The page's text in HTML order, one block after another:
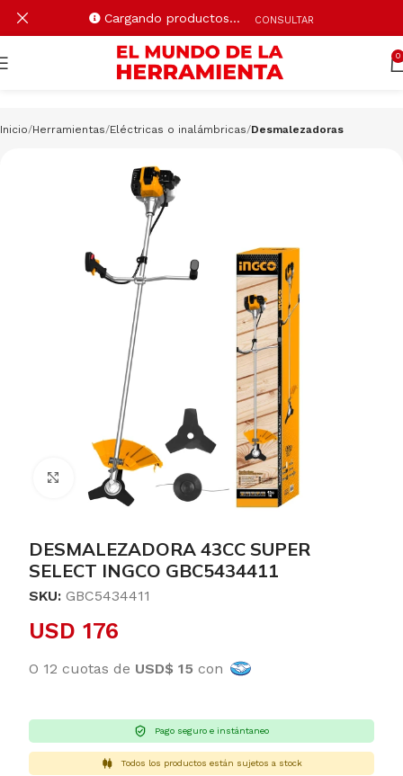
0
Inicio Herramientas Eléctricas o inalámbricas Desmalezadoras
Clic para ampliar
DESMALEZADORA 43CC SUPER
SELECT INGCO GBC5434411
SKU: GBC5434411
USD 176
O 12 cuotas de USD$ 15 con
Pago seguro e instántaneo
Todos los productos están sujetos a stock
Cargando productos… CONSULTAR